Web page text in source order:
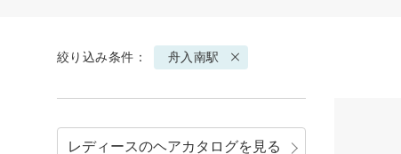
絞り込み条件： 舟入南駅
レディースのヘアカタログを見る